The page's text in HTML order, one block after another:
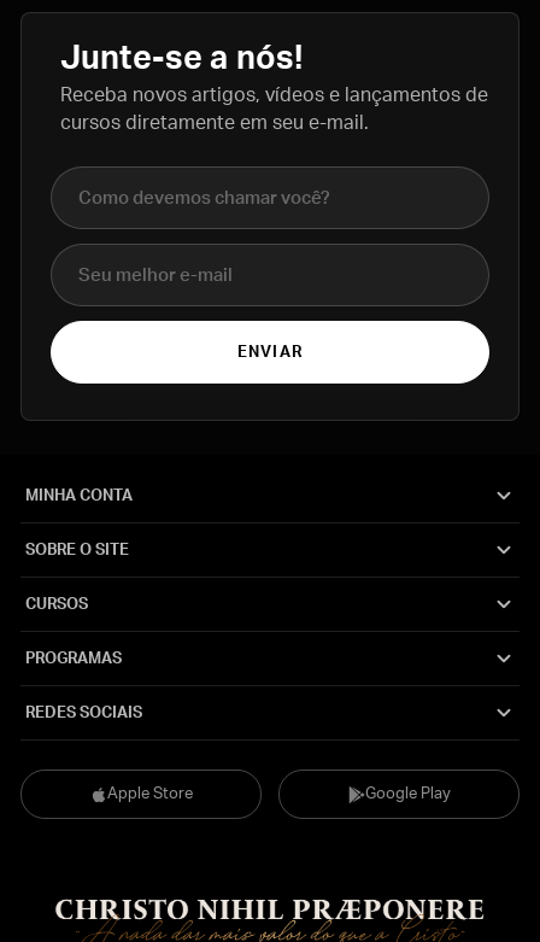
Junte-se a nós!
Receba novos artigos, vídeos e lançamentos de
cursos diretamente em seu e-mail.
Nome completo
E-mail
ENVIAR
Apple Store Google Play
MINHA CONTA
SOBRE O SITE
CURSOS
PROGRAMAS
REDES SOCIAIS